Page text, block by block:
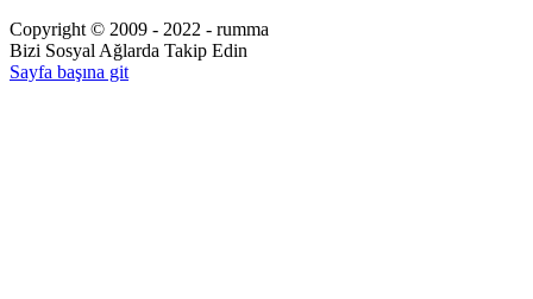
Copyright © 2009 - 2022 - rumma
Bizi Sosyal Ağlarda Takip Edin
Sayfa başına git